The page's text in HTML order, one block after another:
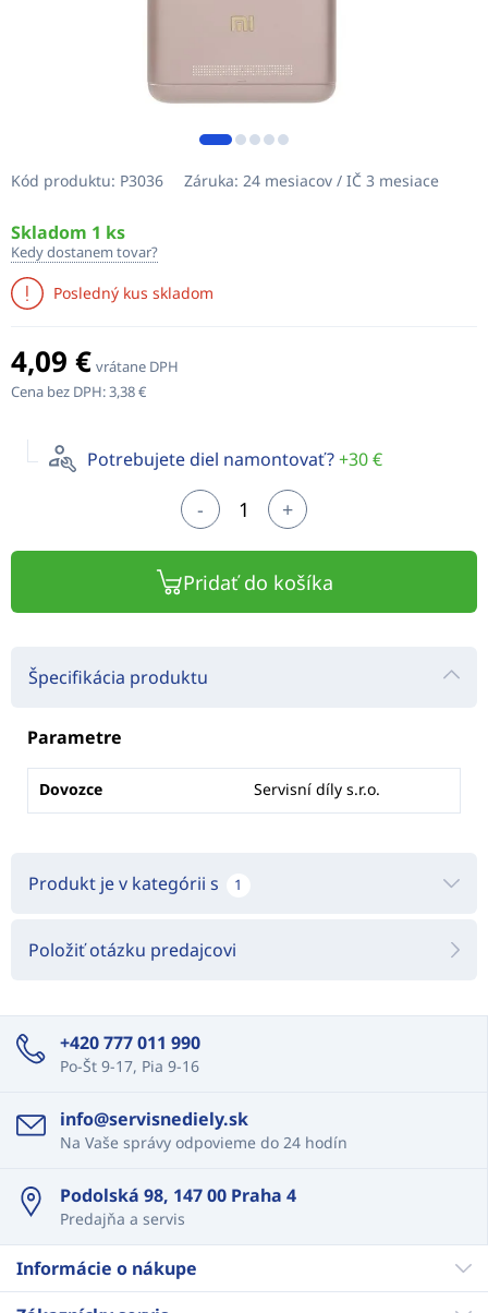
Kód produktu: P3036 Záruka: 24 mesiacov / IČ 3 mesiace
Skladom 1 ks
Kedy dostanem tovar?
Posledný kus skladom
4,09 € vrátane DPH
Cena bez DPH:3,38 €
Potrebujete diel namontovať?+30 €
- +
Pridať do košíka
Špecifikácia produktu
Parametre
Dovozce Servisní díly s.r.o.
Produkt je v kategórii s 1
Položiť otázku predajcovi
+420 777 011 990
Po-Št 9-17, Pia 9-16
info@servisnediely.sk
Na Vaše správy odpovieme do 24 hodín
Podolská 98, 147 00 Praha 4
Predajňa a servis
Informácie o nákupe